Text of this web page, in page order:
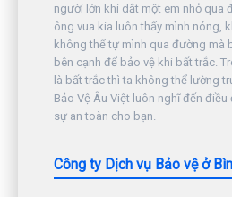
người lớn khi dắt một em nhỏ qua
ông vua kia luôn thấy mình nóng,
không thể tự mình qua đường mà
bên cạnh để bảo vệ khi bất trắc.
là bất trắc thì ta không thể lường
Bảo Vệ Âu Việt luôn nghĩ đến
sự an toàn cho bạn.
Công ty Dịch vụ Bảo vệ ở